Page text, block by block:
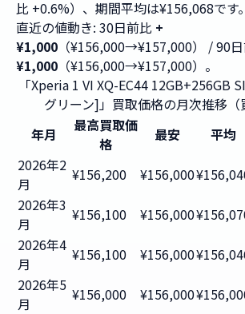
比 +0.6%）、期間平均は¥156,068です。
直近の値動き: 30日前比 +
¥1,000 （¥156,000→¥157,000） / 90
¥1,000 （¥156,000→¥157,000）。
「Xperia 1 VI XQ-EC44 12GB+256GB
グリーン]」買取価格の月次推移（
年月
最高買取価
格
最安 平均
2026年2
月
¥156,200 ¥156,000
2026年3
月
¥156,100 ¥156,000
2026年4
月
¥156,100 ¥156,000
2026年5
月
¥156,000 ¥156,000